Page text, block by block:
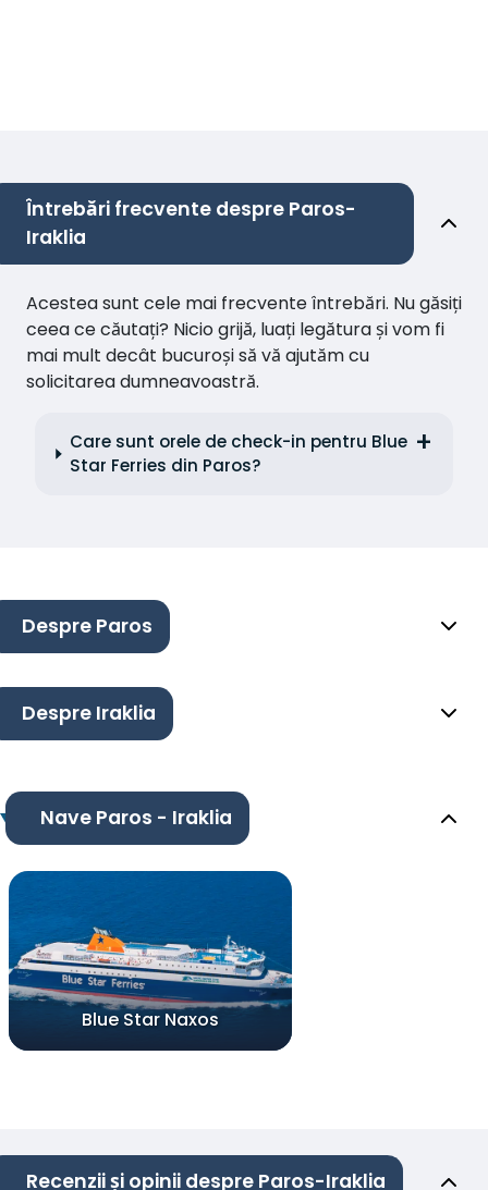
Întrebări frecvente despre Paros-
Iraklia
Acestea sunt cele mai frecvente întrebări. Nu găsiți
ceea ce căutați? Nicio grijă, luați legătura și vom fi
mai mult decât bucuroși să vă ajutăm cu
solicitarea dumneavoastră.
Care sunt orele de check-in pentru Blue
Star Ferries din Paros?
Despre Paros
Despre Iraklia
Nave Paros - Iraklia
Blue Star Naxos
Recenzii și opinii despre Paros-Iraklia